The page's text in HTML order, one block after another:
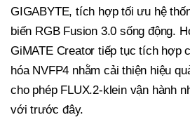
GIGABYTE, tích hợp tối ưu hệ
biến RGB Fusion 3.0 sống động.
GiMATE Creator tiếp tục tích hợp
hóa NVFP4 nhằm cải thiện hiệu
cho phép FLUX.2-klein vận hành
với trước đây.